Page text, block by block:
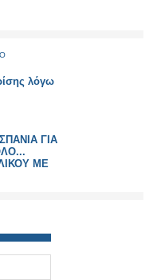
λόγω
ΓΙΑ
ΜΕ